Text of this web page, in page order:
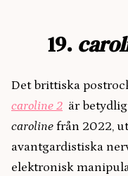
19.
Det brittiska
caroline 2 är
caroline från 2022,
avantgardistiska
elektronisk